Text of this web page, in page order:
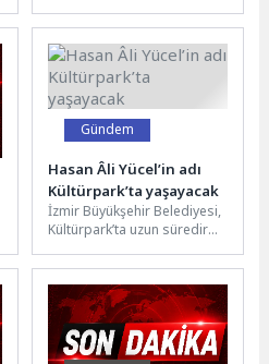
yönelik denetimlerini ilçe
genelinde aralıksız
sürdürüyor.Market ve...
Gündem
Hasan Âli Yücel’in adı
Kültürpark’ta yaşayacak
İzmir Büyükşehir Belediyesi,
Kültürpark’ta uzun süredir
teknolojik altyapısıyla
doğayla iç...